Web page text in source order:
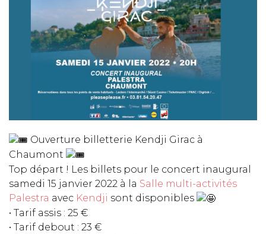
Ouverture billetterie Kendji Girac à
Chaumont
Top départ ! Les billets pour le concert inaugural
samedi 15 janvier 2022 à la Salle multi-activités
Palestra avec Kendji sont disponibles
• Tarif assis : 25 €
• Tarif debout : 23 €